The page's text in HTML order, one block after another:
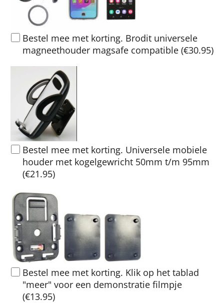
Bestel mee met korting. Brodit universele
magneethouder magsafe compatible (€30.95)
Bestel mee met korting. Universele mobiele
houder met kogelgewricht 50mm t/m 95mm
(€21.95)
Bestel mee met korting. Klik op het tablad
"meer" voor een demonstratie filmpje
(€13.95)